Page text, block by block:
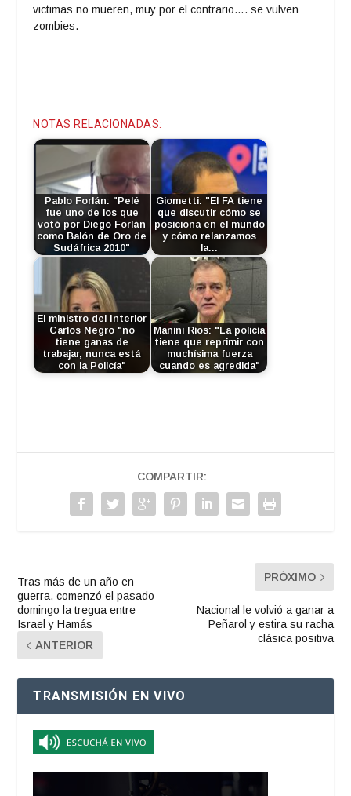
victimas no mueren, muy por el contrario…. se vulven
zombies.
NOTAS RELACIONADAS:
Pablo Forlán: "Pelé
fue uno de los que
votó por Diego Forlán
como Balón de Oro de
Sudáfrica 2010"
Giometti: "El FA tiene
que discutir cómo se
posiciona en el mundo
y cómo relanzamos
la…
El ministro del Interior
Carlos Negro "no
tiene ganas de
trabajar, nunca está
con la Policía"
Manini Ríos: "La policía
tiene que reprimir con
muchísima fuerza
cuando es agredida"
COMPARTIR:
Tras más de un año en
guerra, comenzó el pasado
domingo la tregua entre
Israel y Hamás
ANTERIOR
PRÓXIMO
Nacional le volvió a ganar a
Peñarol y estira su racha
clásica positiva
TRANSMISIÓN EN VIVO